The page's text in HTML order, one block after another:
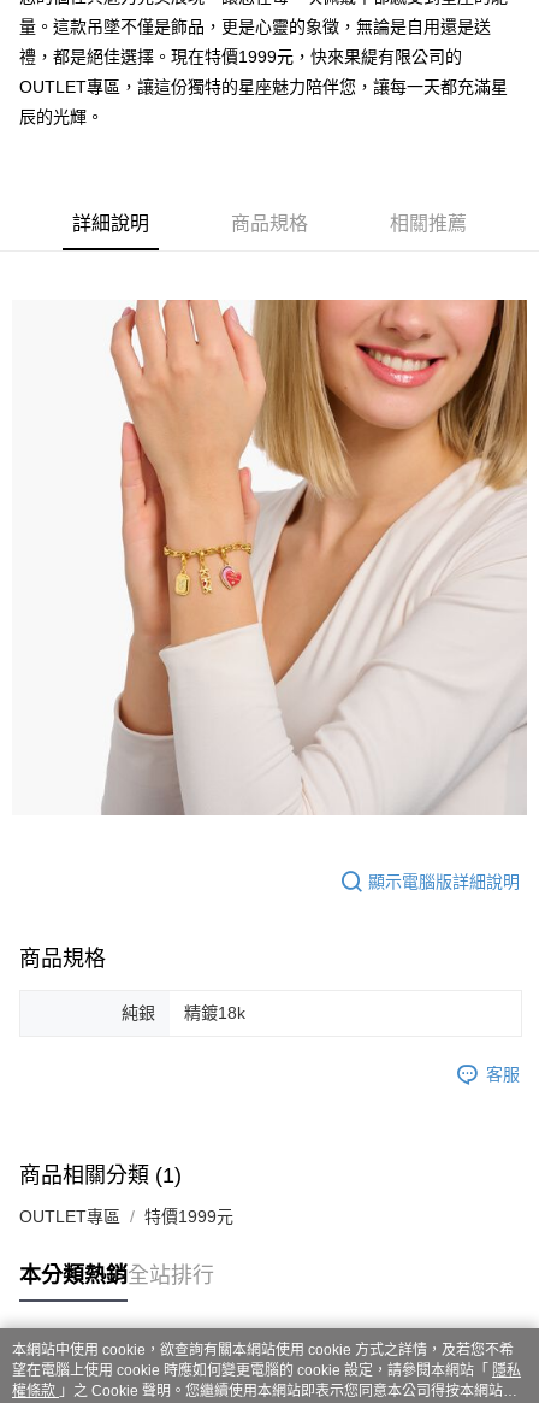
每筆NT$100，滿NT$3,000(含以上)免運費
量。這款吊墜不僅是飾品，更是心靈的象徵，無論是自用還是送
禮，都是絕佳選擇。現在特價1999元，快來果緹有限公司的
OUTLET專區，讓這份獨特的星座魅力陪伴您，讓每一天都充滿星
辰的光輝。
詳細說明 商品規格 相關推薦
顯示電腦版詳細說明
商品規格
純銀 精鍍18k
客服
商品相關分類 (1)
OUTLET專區 特價1999元
本分類熱銷全站排行
熱門標籤
本網站中使用 cookie，欲查詢有關本網站使用 cookie 方式之詳情，及若您不希
望在電腦上使用 cookie 時應如何變更電腦的 cookie 設定，請參閱本網站「 隱私
權條款 」之 Cookie 聲明。您繼續使用本網站即表示您同意本公司得按本網站使